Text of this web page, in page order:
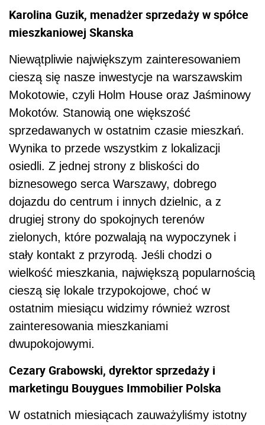
Karolina Guzik, menadżer sprzedaży w spółce
mieszkaniowej Skanska
Niewątpliwie największym zainteresowaniem
cieszą się nasze inwestycje na warszawskim
Mokotowie, czyli Holm House oraz Jaśminowy
Mokotów. Stanowią one większość
sprzedawanych w ostatnim czasie mieszkań.
Wynika to przede wszystkim z lokalizacji
osiedli. Z jednej strony z bliskości do
biznesowego serca Warszawy, dobrego
dojazdu do centrum i innych dzielnic, a z
drugiej strony do spokojnych terenów
zielonych, które pozwalają na wypoczynek i
stały kontakt z przyrodą. Jeśli chodzi o
wielkość mieszkania, największą popularnością
cieszą się lokale trzypokojowe, choć w
ostatnim miesiącu widzimy również wzrost
zainteresowania mieszkaniami
dwupokojowymi.
Cezary Grabowski, dyrektor sprzedaży i
marketingu Bouygues Immobilier Polska
W ostatnich miesiącach zauważyliśmy istotny